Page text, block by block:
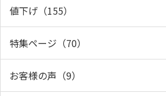
値下げ（155）
特集ページ（70）
お客様の声（9）